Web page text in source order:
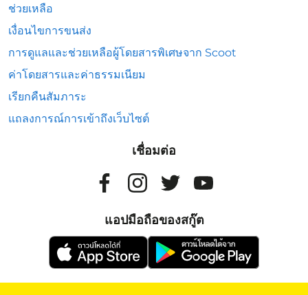
ช่วยเหลือ
เงื่อนไขการขนส่ง
การดูแลและช่วยเหลือผู้โดยสารพิเศษจาก Scoot
ค่าโดยสารและค่าธรรมเนียม
เรียกคืนสัมภาระ
แถลงการณ์การเข้าถึงเว็บไซต์
เชื่อมต่อ
แอปมือถือของสกู๊ต